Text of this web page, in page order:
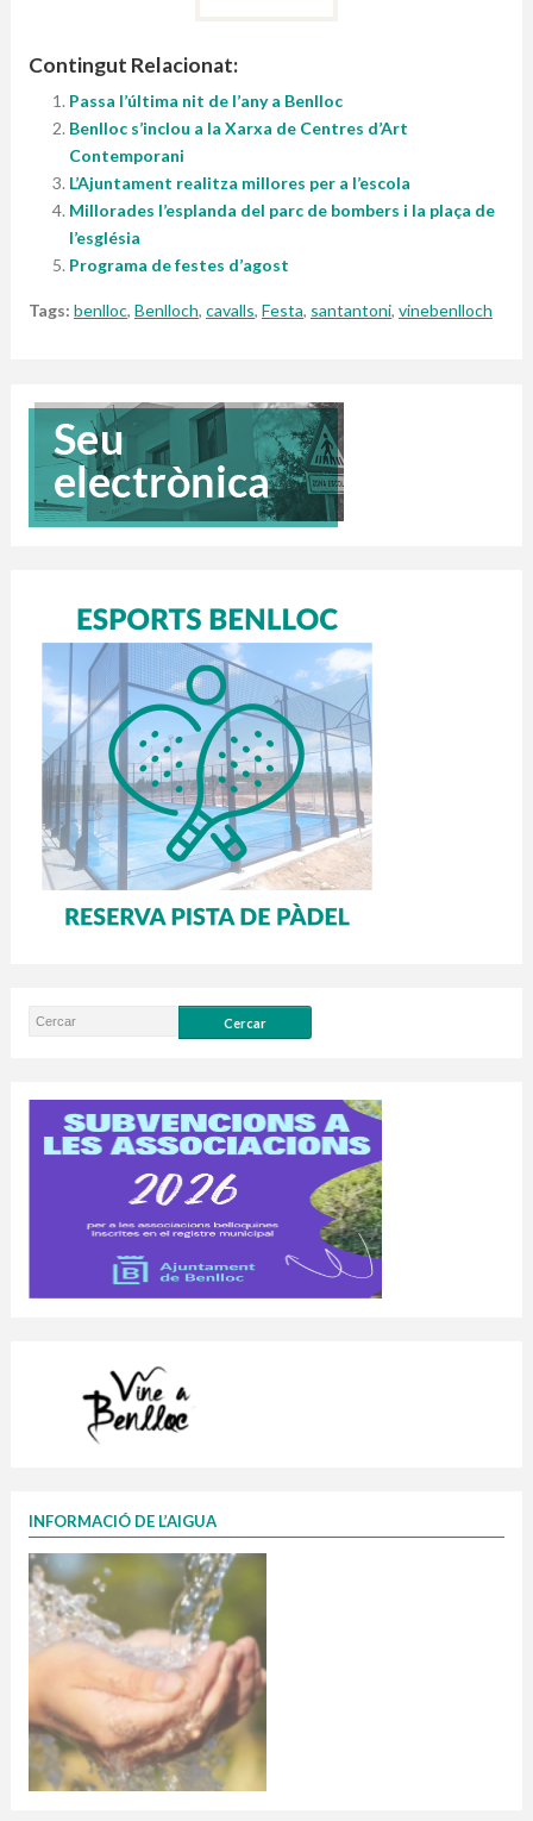
Contingut Relacionat:
Passa l’última nit de l’any a Benlloc
Benlloc s’inclou a la Xarxa de Centres d’Art
Contemporani
L’Ajuntament realitza millores per a l’escola
Millorades l’esplanda del parc de bombers i la plaça de
l’església
Programa de festes d’agost
Tags: benlloc, Benlloch, cavalls, Festa, santantoni, vinebenlloch
INFORMACIÓ DE L’AIGUA